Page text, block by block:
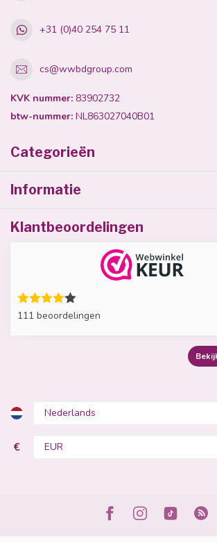
+31 (0)40 254 75 11
cs@wwbdgroup.com
KVK nummer: 83902732
btw-nummer: NL863027040B01
Categorieën
Informatie
Klantbeoordelingen
111 beoordelingen
€